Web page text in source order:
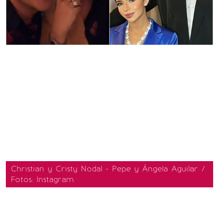
Christian y Cristy Nodal - Pepe y Ángela Aguilar /
Fotos: Instagram